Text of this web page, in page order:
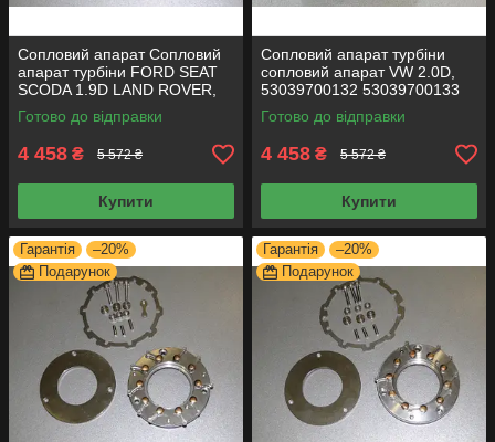
Сопловий апарат Сопловий
апарат турбіни FORD SEAT
SCODA 1.9D LAND ROVER,
3.6D 54399700059 геометрію
турбіни
Готово до відправки
4 458 ₴ 5 572 ₴
Купити
Сопловий апарат турбіни
сопловий апарат VW 2.0D,
53039700132 53039700133
53039700140 геометрію
турбіни
Готово до відправки
4 458 ₴ 5 572 ₴
Купити
Гарантія
–20%
Подарунок
Гарантія
–20%
Подарунок